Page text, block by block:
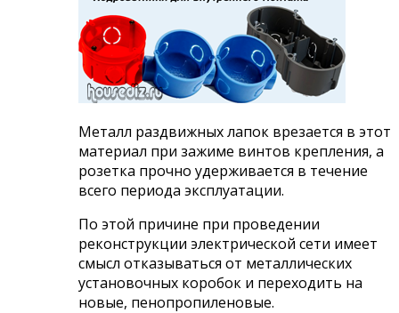
Металл раздвижных лапок врезается в этот
материал при зажиме винтов крепления, а
розетка прочно удерживается в течение
всего периода эксплуатации.
По этой причине при проведении
реконструкции электрической сети имеет
смысл отказываться от металлических
установочных коробок и переходить на
новые, пенопропиленовые.